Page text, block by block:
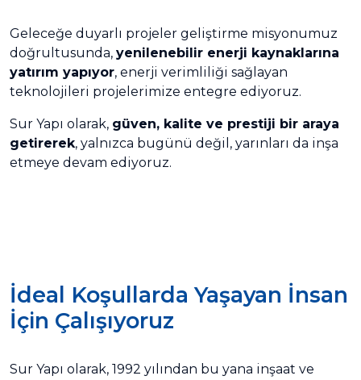
Geleceğe duyarlı projeler geliştirme misyonumuz
doğrultusunda, yenilenebilir enerji kaynaklarına
yatırım yapıyor, enerji verimliliği sağlayan
teknolojileri projelerimize entegre ediyoruz.
Sur Yapı olarak, güven, kalite ve prestiji bir araya
getirerek, yalnızca bugünü değil, yarınları da inşa
etmeye devam ediyoruz.
İdeal Koşullarda Yaşayan İnsan
İçin Çalışıyoruz
Sur Yapı olarak, 1992 yılından bu yana inşaat ve